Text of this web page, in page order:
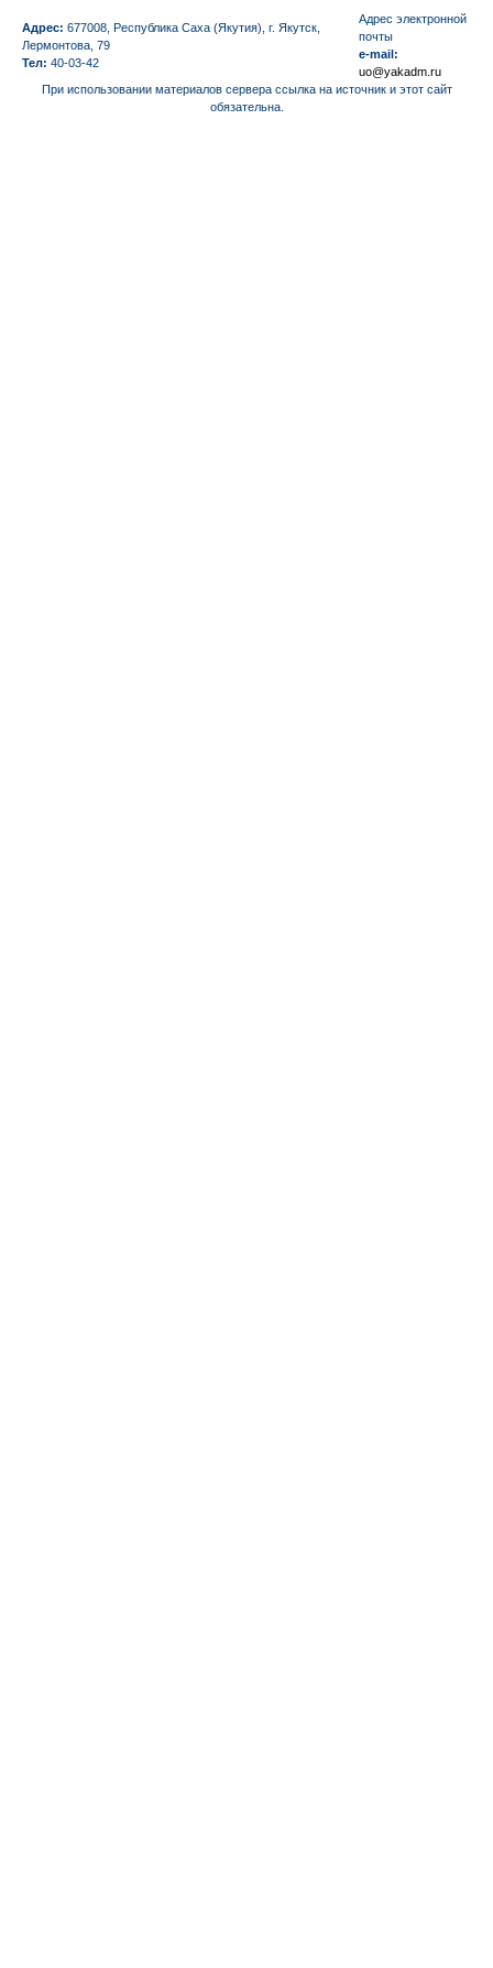
Адрес: 677008, Республика Саха (Якутия), г. Якутск,
Лермонтова, 79
Тел: 40-03-42
Aдрес электронной
почты
e-mail:
uo@yakadm.ru
При использовании материалов сервера ссылка на источник и этот сайт
обязательна.